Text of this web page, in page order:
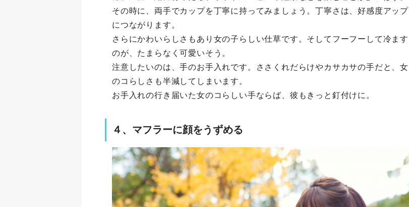
その時に、両手でカップを丁寧に持ってみましょう。丁寧さは、好感度アップ
につながります。
さらにかわいらしさもあり女の子らしい仕草です。そしてフーフーして冷ます
のが、たまらなく可愛いそう。
注意したいのは、手のお手入れです。ささくれだらけやカサカサの手だと、女
のコらしさも半減してしまいます。
お手入れの行き届いた女のコらしい手ならば、彼もきっと釘付けに。
４、マフラーに顔をうずめる